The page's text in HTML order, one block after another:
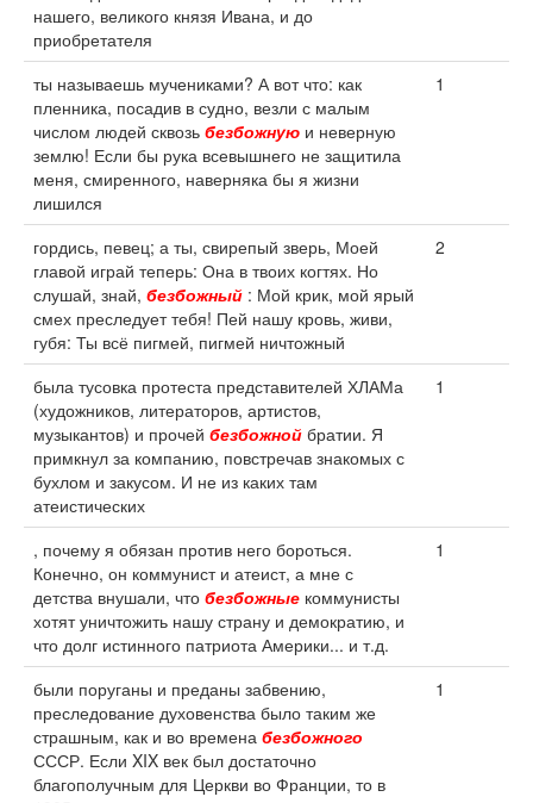
нашего, великого князя Ивана, и до
приобретателя
ты называешь мучениками? А вот что: как
пленника, посадив в судно, везли с малым
числом людей сквозь безбожную и неверную
землю! Если бы рука всевышнего не защитила
меня, смиренного, наверняка бы я жизни
лишился
1
гордись, певец; а ты, свирепый зверь, Моей
главой играй теперь: Она в твоих когтях. Но
слушай, знай, безбожный : Мой крик, мой ярый
смех преследует тебя! Пей нашу кровь, живи,
губя: Ты всё пигмей, пигмей ничтожный
2
была тусовка протеста представителей ХЛАМа
(художников, литераторов, артистов,
музыкантов) и прочей безбожной братии. Я
примкнул за компанию, повстречав знакомых с
бухлом и закусом. И не из каких там
атеистических
1
, почему я обязан против него бороться.
Конечно, он коммунист и атеист, а мне с
детства внушали, что безбожные коммунисты
хотят уничтожить нашу страну и демократию, и
что долг истинного патриота Америки... и т.д.
1
были поруганы и преданы забвению,
преследование духовенства было таким же
страшным, как и во времена безбожного
СССР. Если XIX век был достаточно
благополучным для Церкви во Франции, то в
1